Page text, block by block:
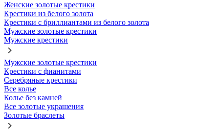
Женские золотые крестики
Крестики из белого золота
Крестики с бриллиантами из белого золота
Мужские золотые крестики
Мужские крестики
Мужские золотые крестики
Крестики с фианитами
Серебряные крестики
Все колье
Колье без камней
Все золотые украшения
Золотые браслеты